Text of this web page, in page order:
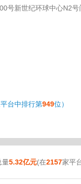
号新世纪环球中心N2
台中排行第949位）
量5.32亿元(在2157家平